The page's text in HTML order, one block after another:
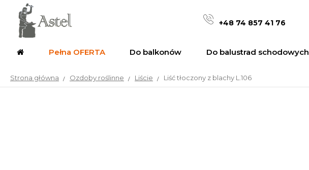
+48 74 857 41 76
Pełna OFERTA Do balkonów Do balustrad schodowych
Strona główna Ozdoby roślinne Liście Liść tłoczony z blachy L.106